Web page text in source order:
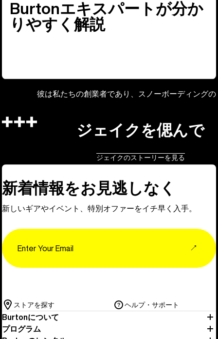
Burtonエキスパートが分か
りやすく解説
彼は私たちの創業者であり、スノーボーディング
ジェイクを偲んで
ジェイクのストーリーを見る
新着情報をお見逃しなく
新しいギアやイベント、特別オファーをイチ早く入手。
↗
ストアを探す ヘルプ・サポート
Burtonについて
プログラム